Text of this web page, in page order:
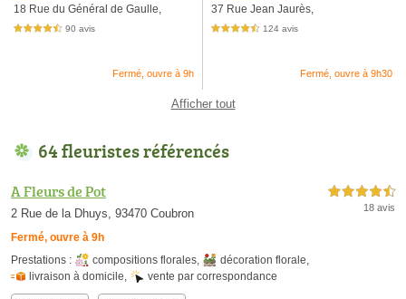
18 Rue du Général de Gaulle,
4,5 étoiles sur 5 90 avis
Fermé, ouvre à 9h
37 Rue Jean Jaurès,
4,5 étoiles sur 5 124 avis
Fermé, ouvre à 9h30
Afficher tout
64 fleuristes référencés
A Fleurs de Pot
2 Rue de la Dhuys, 93470 Coubron
Fermé, ouvre à 9h
4,5 étoiles sur 5
18 avis
Prestations : compositions florales, décoration florale,
livraison à domicile, vente par correspondance